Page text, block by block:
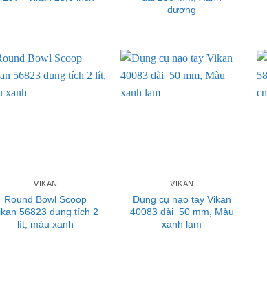
dương
VIKAN
Round Bowl Scoop
56823 dung tích 2
lít, màu xanh
VIKAN
Dụng cụ nạo tay Vikan
40083 dài 50 mm, Màu
xanh lam